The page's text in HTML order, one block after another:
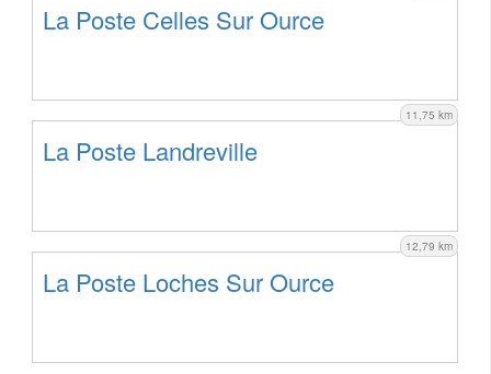
La Poste Celles Sur Ource
11,75 km
La Poste Landreville
12,79 km
La Poste Loches Sur Ource